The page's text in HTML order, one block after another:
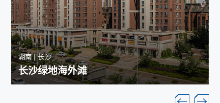
湖南 | 长沙
长沙绿地海外滩